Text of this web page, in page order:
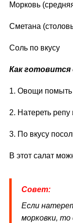
Морковь
Сметана
Соль по вкусу
Как готовится
1. Овощи помыть
2. Натереть репу
3. По вкусу
В этот салат
Совет:
Если
морковки,